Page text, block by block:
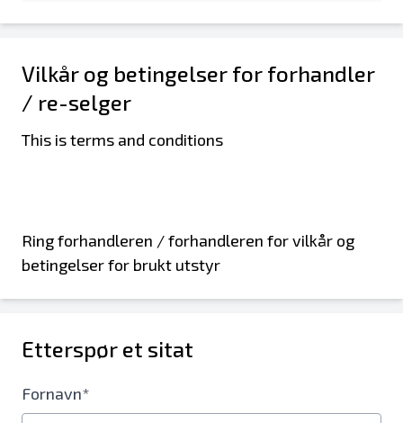
Vilkår og betingelser for forhandler
/ re-selger
This is terms and conditions
Ring forhandleren / forhandleren for vilkår og
betingelser for brukt utstyr
Etterspør et sitat
Fornavn*